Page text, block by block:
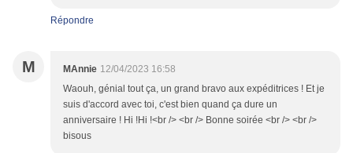
Répondre
M MAnnie 12/04/2023 16:58
Waouh, génial tout ça, un grand bravo aux expéditrices ! Et je
suis d'accord avec toi, c'est bien quand ça dure un
anniversaire ! Hi !Hi !<br /> <br /> Bonne soirée <br /> <br />
bisous